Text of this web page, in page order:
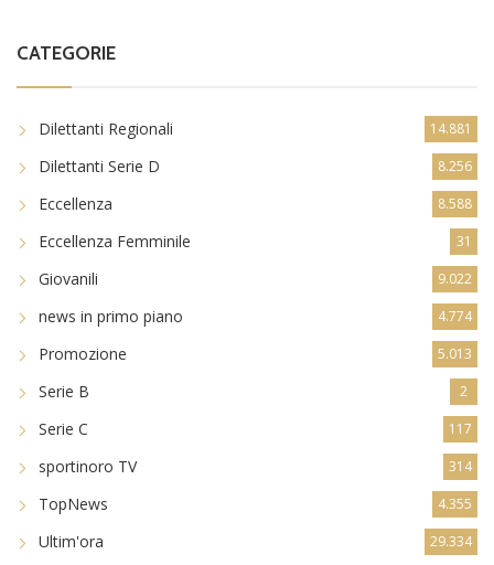
CATEGORIE
Dilettanti Regionali 14.881
Dilettanti Serie D 8.256
Eccellenza 8.588
Eccellenza Femminile 31
Giovanili 9.022
news in primo piano 4.774
Promozione 5.013
Serie B 2
Serie C 117
sportinoro TV 314
TopNews 4.355
Ultim'ora 29.334